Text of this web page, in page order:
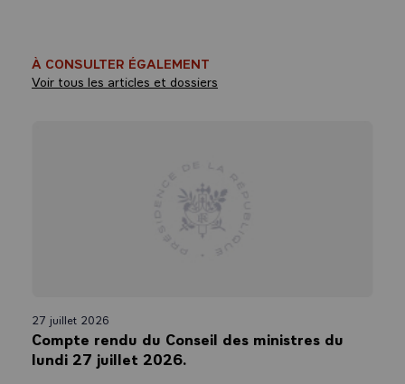
À CONSULTER ÉGALEMENT
Voir tous les articles et dossiers
27 juillet 2026
Compte rendu du Conseil des ministres du
lundi 27 juillet 2026.